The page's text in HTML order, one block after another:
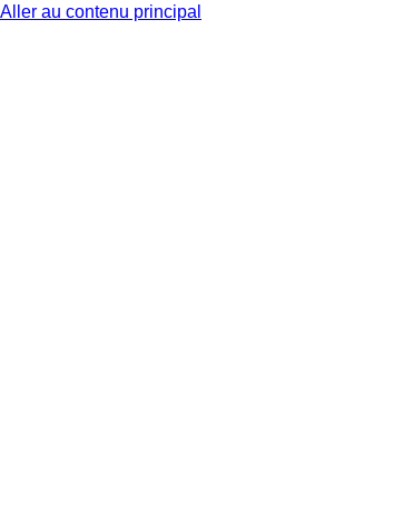
Aller au contenu principal